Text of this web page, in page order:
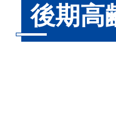
後期高